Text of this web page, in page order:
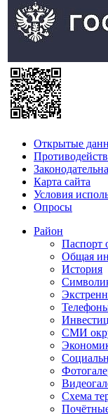
Открытые
Карта сайта
Условия
Опросы
Район
Паспорт
Общая
История
СМИ
Схема